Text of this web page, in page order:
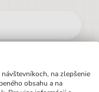
na zlepšenie
obsahu a na